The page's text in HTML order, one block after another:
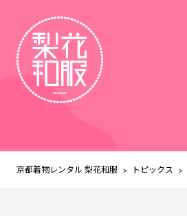
京都着物レンタル 梨花和服 > トピックス >